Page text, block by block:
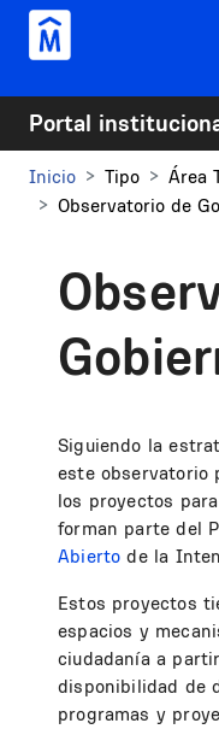
Pasar al contenido
Portal
Inicio Tipo Área
Observatorio de
Siguiendo la
este observatorio
los proyectos
forman parte del
Abierto de la
Estos proyectos
espacios y
ciudadanía a
disponibilidad de
programas y